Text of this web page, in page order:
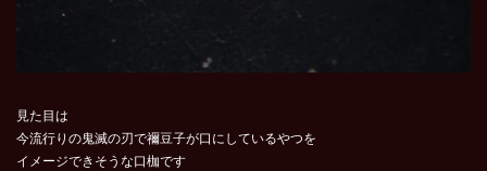
見た目は
今流行りの鬼滅の刃で禰豆子が口にしているやつを
イメージできそうな口枷です